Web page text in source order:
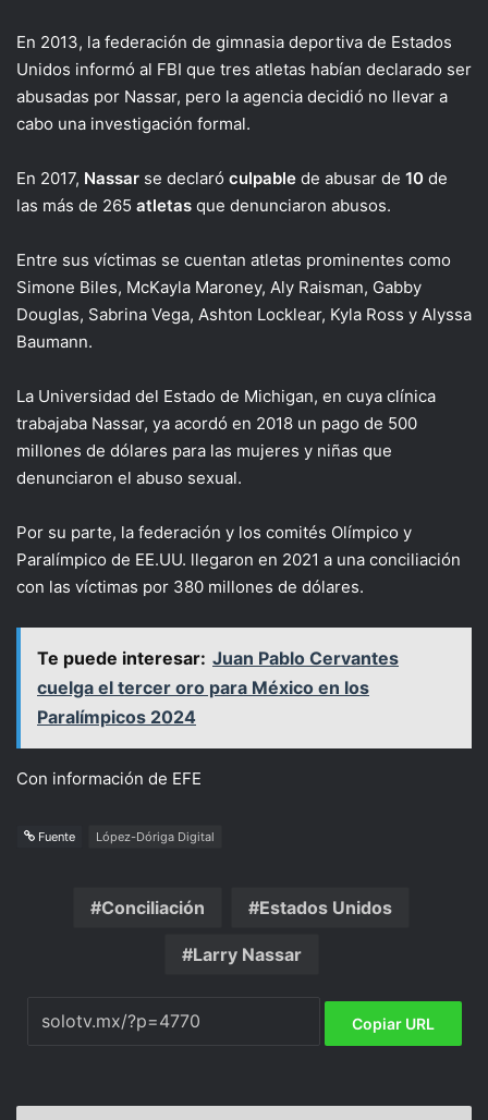
En 2013, la federación de gimnasia deportiva de Estados
Unidos informó al FBI que tres atletas habían declarado ser
abusadas por Nassar, pero la agencia decidió no llevar a
cabo una investigación formal.
En 2017, Nassar se declaró culpable de abusar de 10 de
las más de 265 atletas que denunciaron abusos.
Entre sus víctimas se cuentan atletas prominentes como
Simone Biles, McKayla Maroney, Aly Raisman, Gabby
Douglas, Sabrina Vega, Ashton Locklear, Kyla Ross y Alyssa
Baumann.
La Universidad del Estado de Michigan, en cuya clínica
trabajaba Nassar, ya acordó en 2018 un pago de 500
millones de dólares para las mujeres y niñas que
denunciaron el abuso sexual.
Por su parte, la federación y los comités Olímpico y
Paralímpico de EE.UU. llegaron en 2021 a una conciliación
con las víctimas por 380 millones de dólares.
Te puede interesar: Juan Pablo Cervantes
cuelga el tercer oro para México en los
Paralímpicos 2024
Con información de EFE
Fuente López-Dóriga Digital
Conciliación Estados Unidos
Larry Nassar
Copiar URL